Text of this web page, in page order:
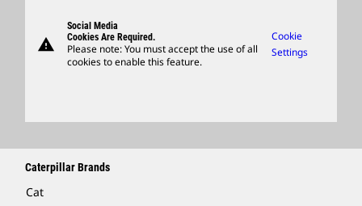
Merchandise
warning
Social Media
Cookies Are Required.
Please note: You must accept the use of all
cookies to enable this feature.
Cookie
Settings
Caterpillar Brands
Cat